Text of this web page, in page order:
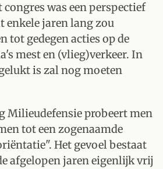
was een perspectief
enkele jaren lang zou
tot gedegen acties op de
mest en (vlieg)verkeer. In
is zal nog moeten
Milieudefensie probeert men
tot een zogenaamde
Het gevoel bestaat
afgelopen jaren eigenlijk vrij